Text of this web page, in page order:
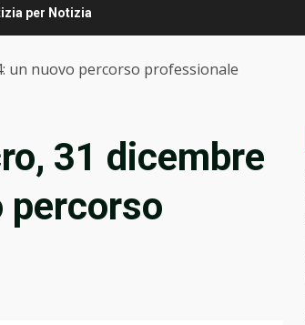
per Notizia
un nuovo percorso professionale
31 dicembre
percorso